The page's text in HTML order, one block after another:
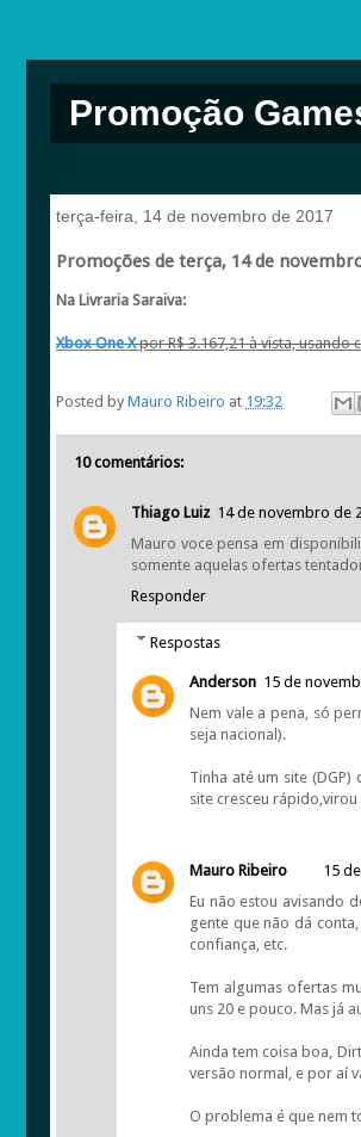
Promoção
terça-feira, 14 de novembro de 2017
Promoções de terça, 14 de
Na Livraria Saraiva:
Xbox One Xpor R$ 3.167,21 à vista, usando
Posted by Mauro Ribeiro at 19:32
10 comentários:
Thiago Luiz 14 de novembro de
Mauro voce pensa em
somente aquelas ofertas
Responder
Respostas
Anderson 15 de
Nem vale a pena, só
seja nacional).
Tinha até um site
site cresceu
Mauro Ribeiro
15
Eu não estou avisando
gente que não dá
confiança, etc.
Tem algumas ofertas
uns 20 e pouco. Mas já
Ainda tem coisa boa,
versão normal, e por aí
O problema é que nem